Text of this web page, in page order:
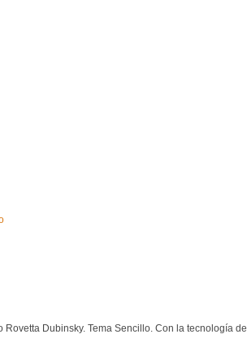
Rovetta Dubinsky. Tema Sencillo. Con la tecnología de